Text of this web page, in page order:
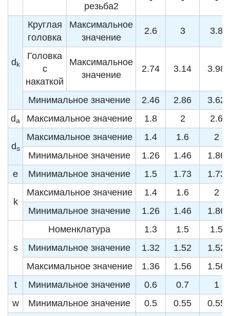
резьба2
d k
Круглая
головка
Максимальное
значение
2.6 3 3.8
Головка
с
накаткой
Максимальное
значение
2.74 3.14 3.98
Минимальное значение 2.46 2.86
3.62
da Максимальное значение 1.8 2 2.6
ds
Максимальное значение 1.4 1.6
2
Минимальное значение
1.26 1.46
1.86
e
Минимальное значение 1.5 1.73 1.73
k
Максимальное значение 1.4 1.6
2
Минимальное значение
1.26 1.46 1.86
s
Номенклатура 1.3 1.5
1.5
Минимальное значение
1.32 1.52
1.52
Максимальное значение
1.36 1.56
1.56
t
Минимальное значение 0.6 0.7
1
w
Минимальное значение 0.5 0.55
0.55